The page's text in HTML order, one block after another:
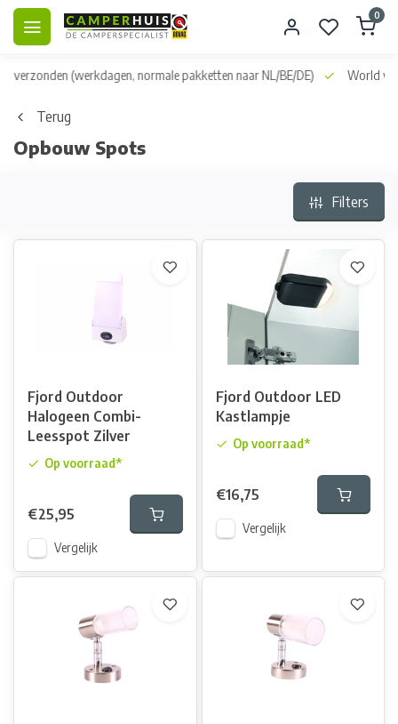
0
verzonden (werkdagen, normale pakketten naar NL/BE/DE) World
Terug
Opbouw Spots
Filters
Fjord Outdoor
Halogeen Combi-
Leesspot Zilver
Op voorraad*
€25,95
Vergelijk
Fjord Outdoor LED
Kastlampje
Op voorraad*
€16,75
Vergelijk